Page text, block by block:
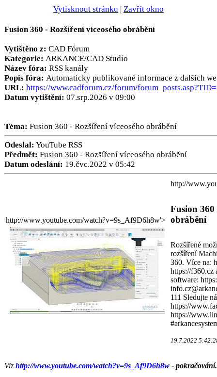
Vytisknout stránku | Zavřít okno
Fusion 360 - Rozšíření víceosého obrábění
Vytištěno z: CAD Fórum
Kategorie: ARKANCE/CAD Studio
Název fóra: RSS kanály
Popis fóra: Automaticky publikované informace z dalších
URL: https://www.cadforum.cz/forum/
Datum vytištění: 07.srp.2026 v 09:00
Téma: Fusion 360 - Rozšíření víceosého obrábění
Odeslal: YouTube RSS
Předmět: Fusion 360 - Rozšíření víceosého obrábění
Datum odeslání: 19.čvc.2022 v 05:42
http://www.youtube.com/watch?v=9s_Af9D6h8w'>
http://
Fusion 360
obrábění
Rozšířené
rozšíření
360. Více na:
https://f360.cz
software:
111 Sledujte
https://
https://
19.7.2022
Viz http://www.youtube.com/watch?v=9s_Af9D6h8w -